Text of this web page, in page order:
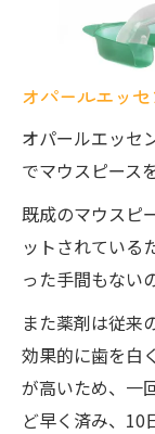
オパールエッ
オパールエッセ
でマウスピース
既成のマウスピ
ットされている
った手間もない
また薬剤は従来
効果的に歯を白
が高いため、一
ど早く済み、10